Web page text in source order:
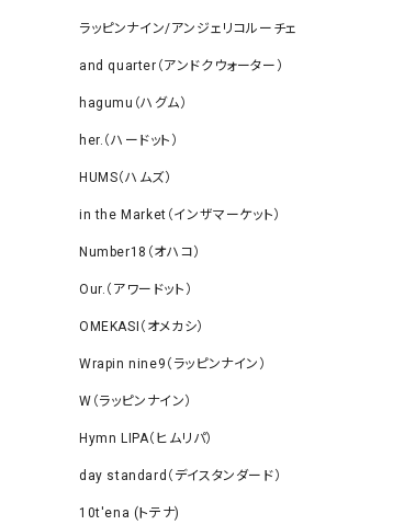
ラッピンナイン/アンジェリコルーチェ
and quarter（アンドクウォーター）
hagumu（ハグム）
her.（ハードット）
HUMS（ハムズ）
in the Market（インザマーケット）
Number18（オハコ）
Our.（アワードット）
OMEKASI（オメカシ）
Wrapin nine9（ラッピンナイン）
W（ラッピンナイン）
Hymn LIPA（ヒムリパ）
day standard（デイスタンダード）
10t'ena (トテナ)